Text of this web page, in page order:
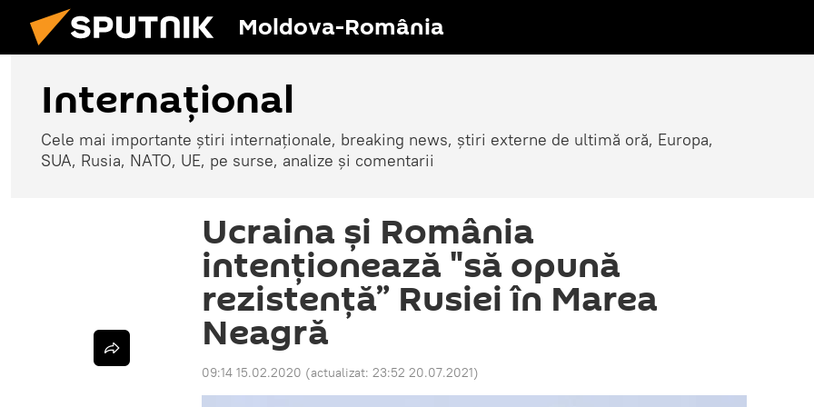
Moldova-România
Internaţional
Cele mai importante știri internaționale, breaking news, știri externe de ultimă oră, Europa,
SUA, Rusia, NATO, UE, pe surse, analize și comentarii
Ucraina și România
intenționează "să opună
rezistenţă” Rusiei în Marea
Neagră
09:14 15.02.2020 (actualizat: 23:52 20.07.2021)